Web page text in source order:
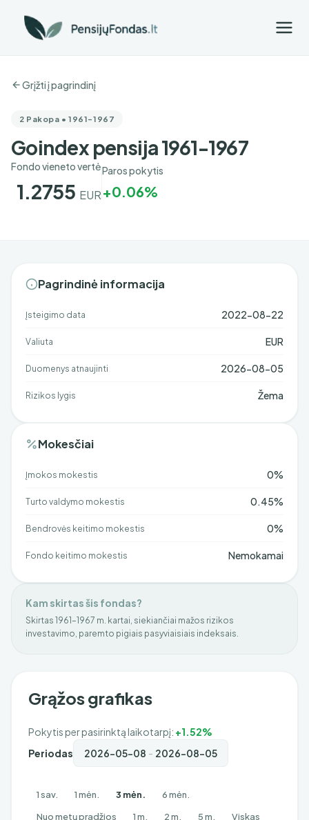
Grįžti į pagrindinį
2 Pakopa • 1961-1967
Goindex pensija 1961-1967
Fondo vieneto vertė
1.2755 EUR
Paros pokytis
+0.06%
Pagrindinė informacija
Įsteigimo data 2022-08-22
Valiuta EUR
Duomenys atnaujinti 2026-08-05
Rizikos lygis Žema
Mokesčiai
Įmokos mokestis 0%
Turto valdymo mokestis 0.45%
Bendrovės keitimo mokestis 0%
Fondo keitimo mokestis Nemokamai
Kam skirtas šis fondas?
Skirtas 1961–1967 m. kartai, siekiančiai mažos rizikos
investavimo, paremto pigiais pasyviaisiais indeksais.
Grąžos grafikas
Pokytis per pasirinktą laikotarpį: +1.52%
Periodas
-
1 sav. 1 mėn. 3 mėn.
6 mėn.
Nuo metų pradžios
1 m. 2 m. 5 m. Viskas